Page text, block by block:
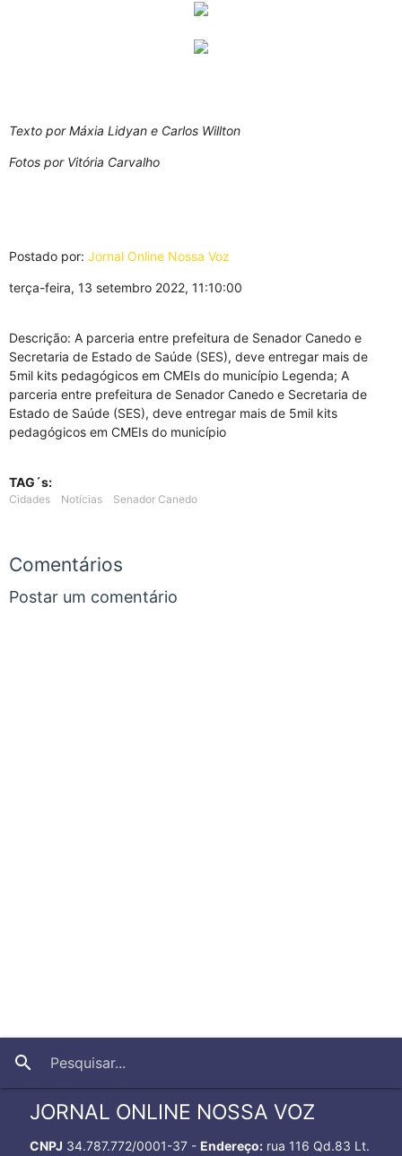
Texto por Máxia Lidyan e Carlos Willton
Fotos por Vitória Carvalho
Postado por: Jornal Online Nossa Voz
terça-feira, 13 setembro 2022, 11:10:00
Descrição: A parceria entre prefeitura de Senador Canedo e
Secretaria de Estado de Saúde (SES), deve entregar mais de
5mil kits pedagógicos em CMEIs do município Legenda; A
parceria entre prefeitura de Senador Canedo e Secretaria de
Estado de Saúde (SES), deve entregar mais de 5mil kits
pedagógicos em CMEIs do município
TAG´s:
Cidades Notícias Senador Canedo
Comentários
Postar um comentário
search
JORNAL ONLINE NOSSA VOZ
CNPJ 34.787.772/0001-37 - Endereço:rua 116 Qd.83 Lt.